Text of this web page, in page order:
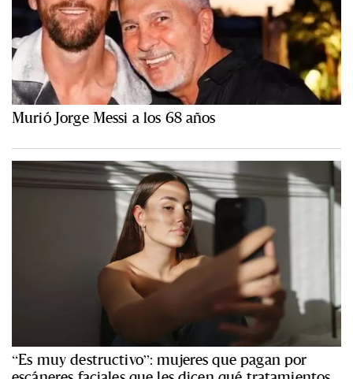
Murió Jorge Messi a los 68 años
“Es muy destructivo”: mujeres que pagan por